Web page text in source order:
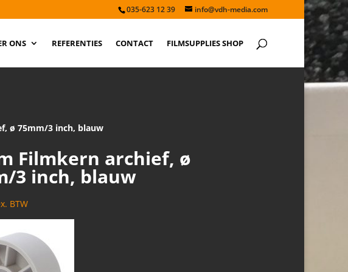
035-623 12 39 info@vdh-media.com
ONS REFERENTIES CONTACT FILMSUPPLIES SHOP
ø 75mm/3 inch, blauw
Filmkern archief, ø
3 inch, blauw
BTW